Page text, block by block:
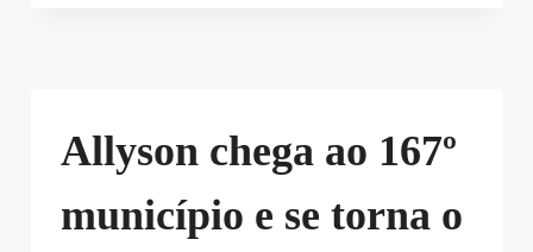
Allyson chega ao 167º
município e se torna o